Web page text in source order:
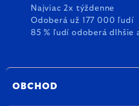
Najviac 2x týždenne
Odoberá už 177 000 ľudí
85 % ľudí odoberá dlhšie
OBCHOD